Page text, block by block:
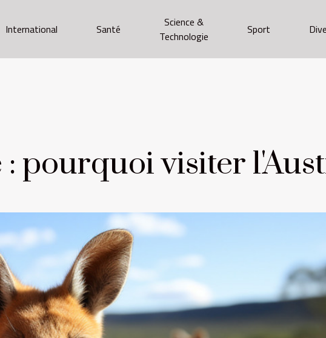
International Santé
Science &
Technologie
Sport
pourquoi visiter